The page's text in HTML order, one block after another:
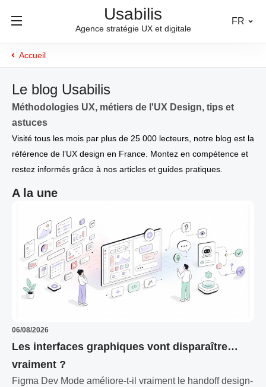
Usabilis
Agence stratégie UX et digitale
FR
Accueil
Le blog Usabilis
Méthodologies UX, métiers de l'UX Design, tips et
astuces
Visité tous les mois par plus de 25 000 lecteurs, notre blog est la
référence de l’UX design en France. Montez en compétence et
restez informés grâce à nos articles et guides pratiques.
A la une
06/08/2026
Les interfaces graphiques vont disparaître…
vraiment ?
Figma Dev Mode améliore-t-il vraiment le handoff design-